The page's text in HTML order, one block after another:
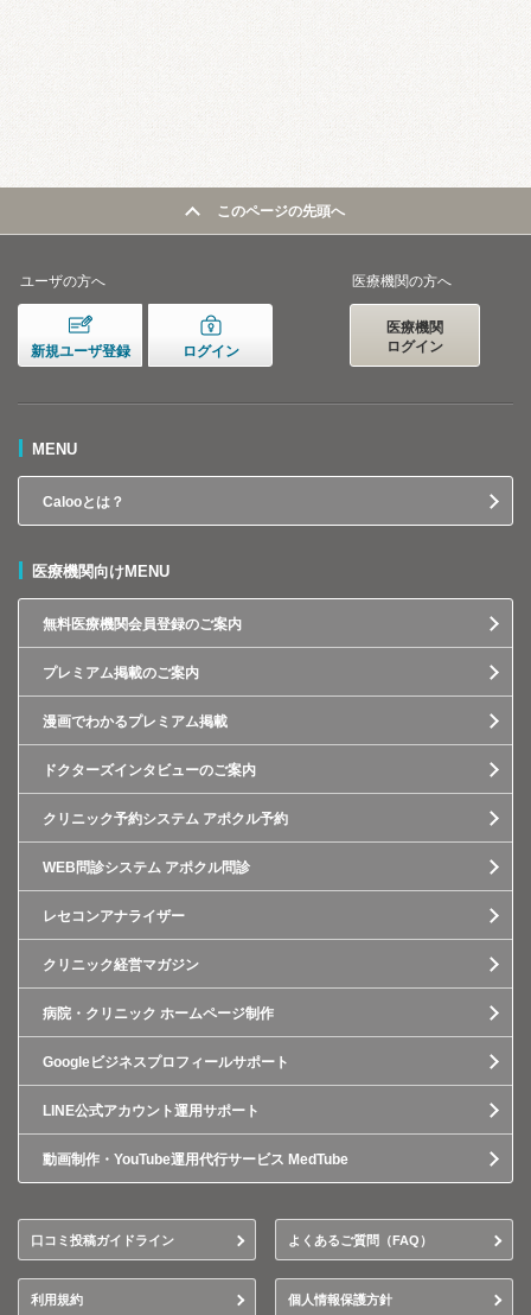
このページの先頭へ
ユーザの方へ
新規ユーザ登録 ログイン
医療機関の方へ
医療機関
ログイン
MENU
Calooとは？
医療機関向けMENU
無料医療機関会員登録のご案内
プレミアム掲載のご案内
漫画でわかるプレミアム掲載
ドクターズインタビューのご案内
クリニック予約システム アポクル予約
WEB問診システム アポクル問診
レセコンアナライザー
クリニック経営マガジン
病院・クリニック ホームページ制作
Googleビジネスプロフィールサポート
LINE公式アカウント運用サポート
動画制作・YouTube運用代行サービス MedTube
口コミ投稿ガイドライン よくあるご質問（FAQ）
利用規約 個人情報保護方針